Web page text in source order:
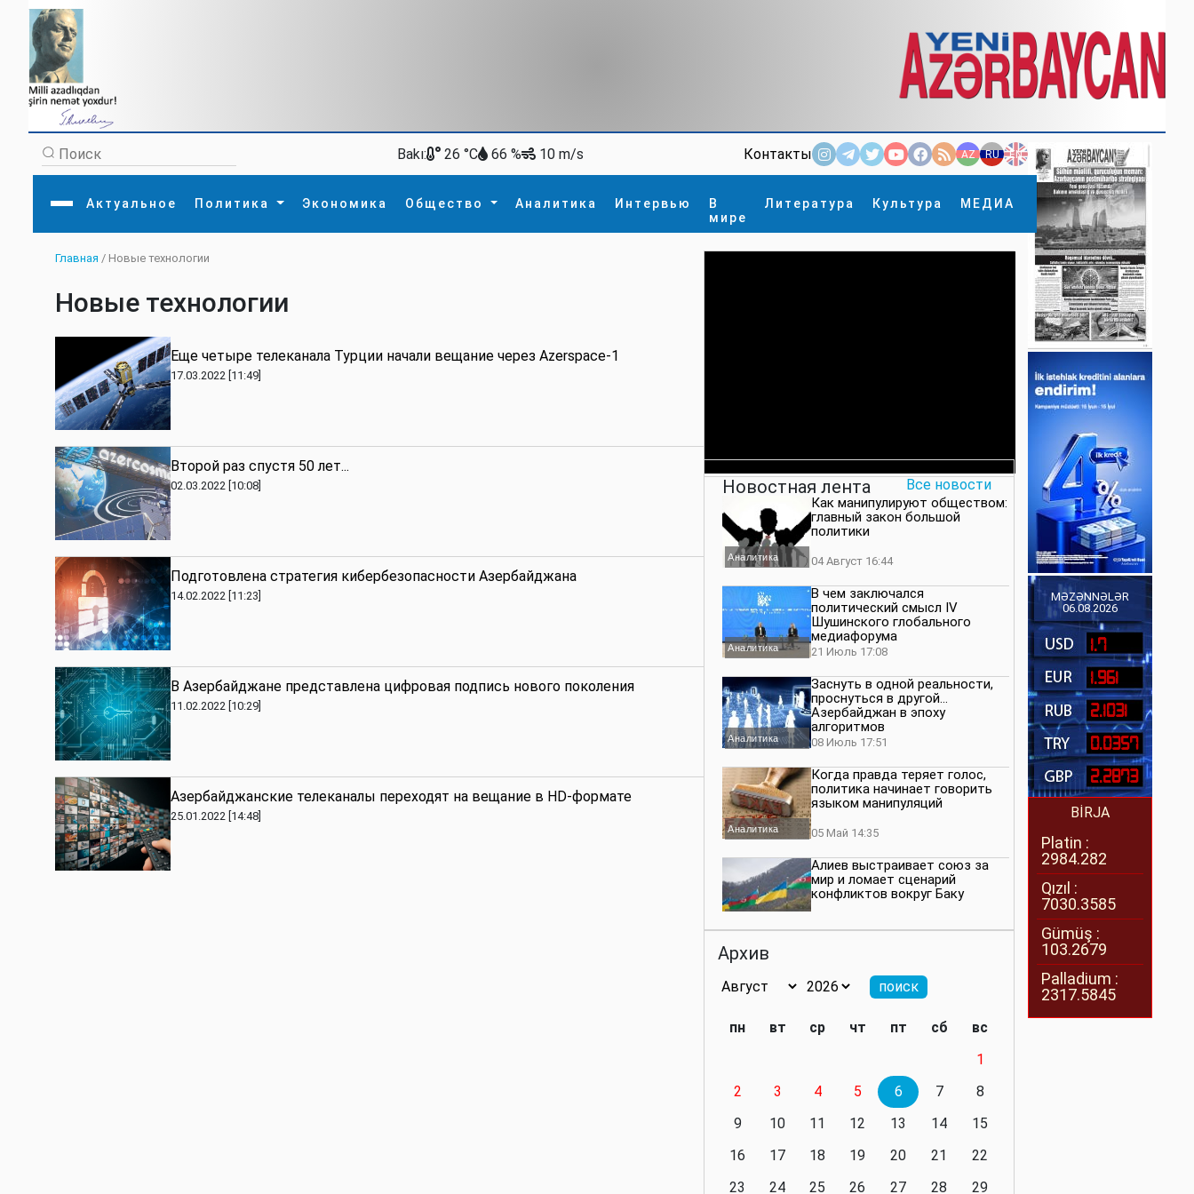
Bakı: 26 °C 66 % 10 m/s Контакты AZ RU EN
Актуальное Политика Экономика Общество Аналитика Интервью
В
мире
Литература Культура МЕДИА
×
Актуальное
Экономика
Культура
Интервью
МЕДИА
Внешняя политика
Внутренняя политика
Диаспора
Главная / Новые технологии
Новые технологии
Еще четыре телеканала Турции начали вещание через Azerspace-1
17.03.2022 [11:49]
Второй раз спустя 50 лет...
02.03.2022 [10:08]
Подготовлена стратегия кибербезопасности Азербайджана
14.02.2022 [11:23]
В Азербайджане представлена цифровая подпись нового поколения
11.02.2022 [10:29]
Азербайджанские телеканалы переходят на вещание в HD-формате
25.01.2022 [14:48]
Новостная лента Все новости
Аналитика
Как манипулируют обществом:
главный закон большой
политики
04 Август 16:44
Аналитика
В чем заключался
политический смысл IV
Шушинского глобального
медиафорума
21 Июль 17:08
Аналитика
Заснуть в одной реальности,
проснуться в другой…
Азербайджан в эпоху
алгоритмов
08 Июль 17:51
Аналитика
Когда правда теряет голос,
политика начинает говорить
языком манипуляций
05 Май 14:35
Алиев выстраивает союз за
мир и ломает сценарий
конфликтов вокруг Баку
значимость региона
нейтралитета больше не будет
11 Март 16:36
Политика
президенту приходится все
делать самому
Архив
пн вт ср чт пт сб
вс
1
2
3 4 5 6 7
8
9
10 11 12 13 14
15
16
17 18 19 20 21
22
23
24 25 26 27 28
29
MƏZƏNNƏLƏR
06.08.2026
1.7
1.961
2.1031
0.0357
2.2873
BİRJA
Platin :
2984.282
Qızıl :
7030.3585
Gümüş :
103.2679
Palladium :
2317.5845